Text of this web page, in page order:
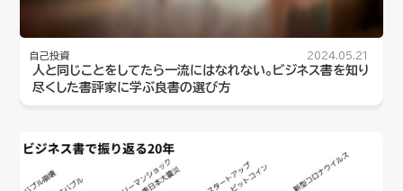
自己投資 2024.05.21
人と同じことをしてたら一流にはなれない。ビジネス書を知り
尽くした書評家に学ぶ良書の選び方